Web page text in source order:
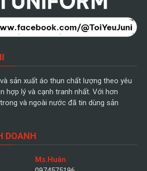
sản xuất áo thun chất lượng theo yêu
hợp lý và cạnh tranh nhất. Với hơn
và ngoài nước đã tin dùng sản
DOANH
Ms.Huân